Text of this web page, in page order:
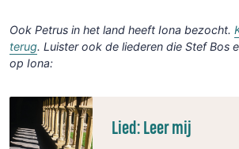
Ook Petrus in het land heeft Iona bezocht.
terug. Luister ook de liederen die Stef Bos
op Iona:
Lied: Leer mij